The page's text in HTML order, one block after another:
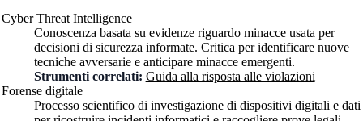
Cyber Threat Intelligence
Conoscenza basata su evidenze riguardo minacce usata per
decisioni di sicurezza informate. Critica per identificare nuove
tecniche avversarie e anticipare minacce emergenti.
Strumenti correlati: Guida alla risposta alle violazioni
Forense digitale
Processo scientifico di investigazione di dispositivi digitali e dati